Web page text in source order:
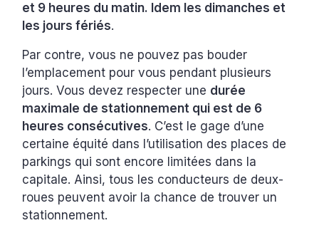
et 9 heures du matin. Idem les dimanches et
les jours fériés.
Par contre, vous ne pouvez pas bouder
l’emplacement pour vous pendant plusieurs
jours. Vous devez respecter une durée
maximale de stationnement qui est de 6
heures consécutives. C’est le gage d’une
certaine équité dans l’utilisation des places de
parkings qui sont encore limitées dans la
capitale. Ainsi, tous les conducteurs de deux-
roues peuvent avoir la chance de trouver un
stationnement.